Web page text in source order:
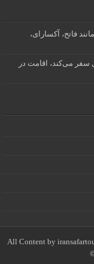
فاتح، آکسارای،
سفر می‌کند، اقامت در
All Content by